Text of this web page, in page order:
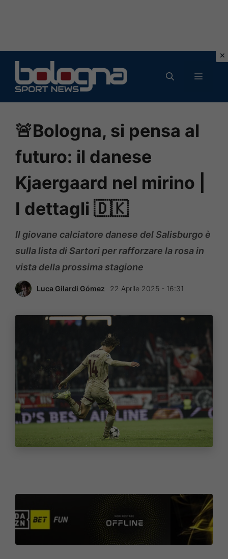
contenuto
MENU
🚨Bologna, si pensa al
futuro: il danese
Kjaergaard nel mirino |
I dettagli 🇩🇰
Il giovane calciatore danese del Salisburgo è
sulla lista di Sartori per rafforzare la rosa in
vista della prossima stagione
Luca Gilardi Gómez 22 Aprile 2025 - 16:31